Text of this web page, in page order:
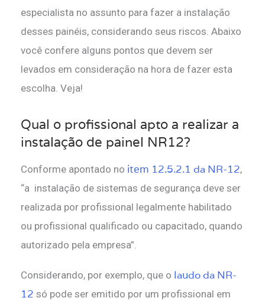
especialista no assunto para fazer a instalação
desses painéis, considerando seus riscos. Abaixo
você confere alguns pontos que devem ser
levados em consideração na hora de fazer esta
escolha. Veja!
Qual o profissional apto a realizar a
instalação de painel NR12?
Conforme apontado no item 12.5.2.1 da NR-12,
“a instalação de sistemas de segurança deve ser
realizada por profissional legalmente habilitado
ou profissional qualificado ou capacitado, quando
autorizado pela empresa”.
Considerando, por exemplo, que o laudo da NR-
12 só pode ser emitido por um profissional em